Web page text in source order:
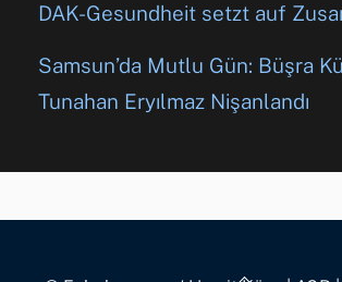
DAK-Gesundheit setzt auf
Samsun’da Mutlu Gün: Büşra
Tunahan Eryılmaz Nişanlandı